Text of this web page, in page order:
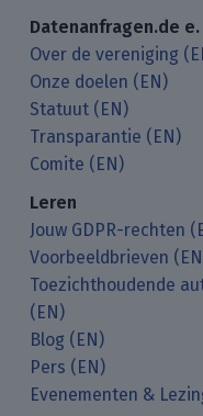
Datenanfragen.de e.
Over de vereniging
Onze doelen (EN)
Statuut (EN)
Transparantie (EN)
Comite (EN)
Leren
Jouw GDPR-rechten
Voorbeeldbrieven
Toezichthoudende
(EN)
Blog (EN)
Pers (EN)
Evenementen &